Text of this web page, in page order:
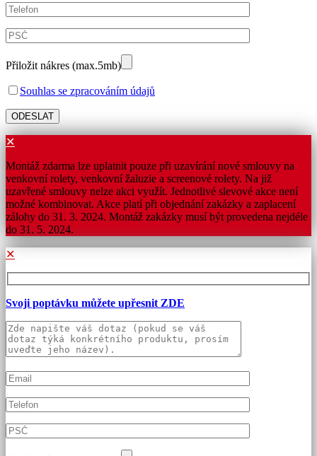
Přiložit nákres (max.5mb)
Souhlas se zpracováním údajů
✕
Montáž zdarma lze uplatnit pouze při uzavírání nové smlouvy na
venkovní rolety, venkovní žaluzie a screenové rolety. Na již
uzavřené smlouvy nelze akci využít. Jednotlivé slevové akce není
možné kombinovat. Akce platí při objednání zakázky a zaplacení
zálohy do 31. 3. 2024. Montáž zakázky musí být provedena nejdéle
do 31. 5. 2024.
✕
Svoji poptávku můžete upřesnit ZDE